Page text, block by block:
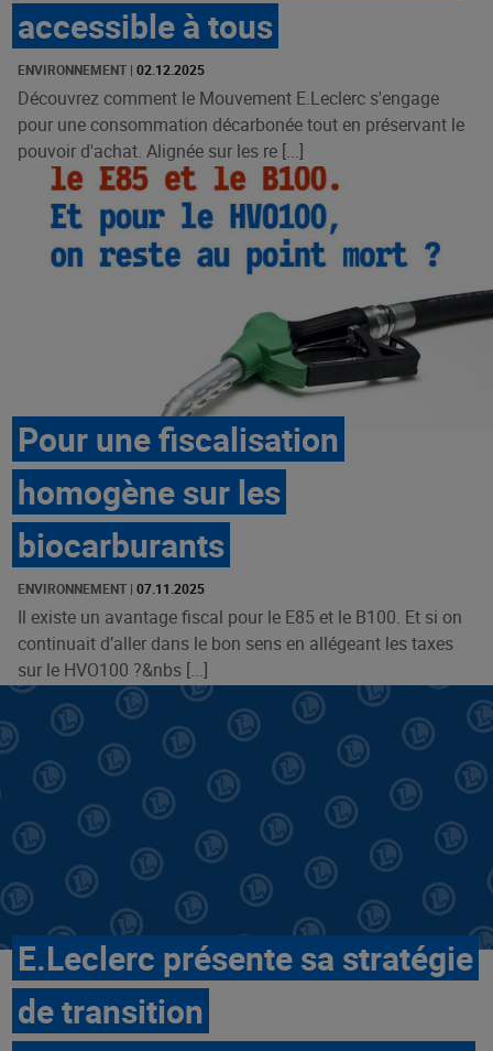
accessible à tous
ENVIRONNEMENT | 02.12.2025
Découvrez comment le Mouvement E.Leclerc s'engage
pour une consommation décarbonée tout en préservant le
pouvoir d'achat. Alignée sur les re [...]
Pour une fiscalisation
homogène sur les
biocarburants
ENVIRONNEMENT | 07.11.2025
Il existe un avantage fiscal pour le E85 et le B100. Et si on
continuait d’aller dans le bon sens en allégeant les taxes
sur le HVO100 ?&nbs [...]
E.Leclerc présente sa stratégie
de transition